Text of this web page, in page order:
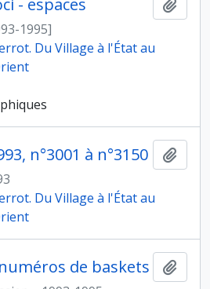
- espaces
1995]
Du Village à l'État au
n°3001 à n°3150
Du Village à l'État au
de baskets